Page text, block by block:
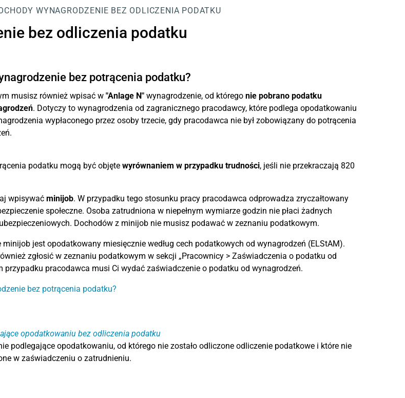
WYNAGRODZENIE BEZ ODLICZENIA PODATKU
bez odliczenia podatku
bez potrącenia podatku?
musisz również wpisać w "Anlage N"wynagrodzenie, od którego nie pobrano podatku
. Dotyczy to wynagrodzenia od zagranicznego pracodawcy, które podlega opodatkowaniu
wypłaconego przez osoby trzecie, gdy pracodawca nie był zobowiązany do potrącenia
podatku mogą być objęte wyrównaniem w przypadku trudności, jeśli nie przekraczają 820
wpisywać minijob. W przypadku tego stosunku pracy pracodawca odprowadza zryczałtowany
społeczne. Osoba zatrudniona w niepełnym wymiarze godzin nie płaci żadnych
Dochodów z minijob nie musisz podawać w zeznaniu podatkowym.
minijob jest opodatkowany miesięcznie według cech podatkowych od wynagrodzeń (ELStAM).
zgłosić w zeznaniu podatkowym w sekcji „Pracownicy > Zaświadczenia o podatku od
przypadku pracodawca musi Ci wydać zaświadczenie o podatku od wynagrodzeń.
bez potrącenia podatku?
opodatkowaniu bez odliczenia podatku
podlegające opodatkowaniu, od którego nie zostało odliczone odliczenie podatkowe i które nie
w zaświadczeniu o zatrudnieniu.